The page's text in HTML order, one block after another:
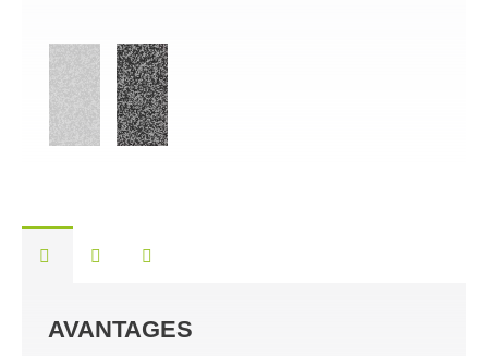
AVANTAGES